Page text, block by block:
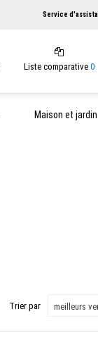
Service
Liste comparative 0
Maison et jardin
Trier par